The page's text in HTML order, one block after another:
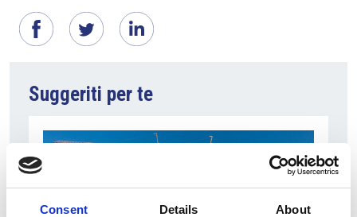
Consent Details About
Suggeriti per te